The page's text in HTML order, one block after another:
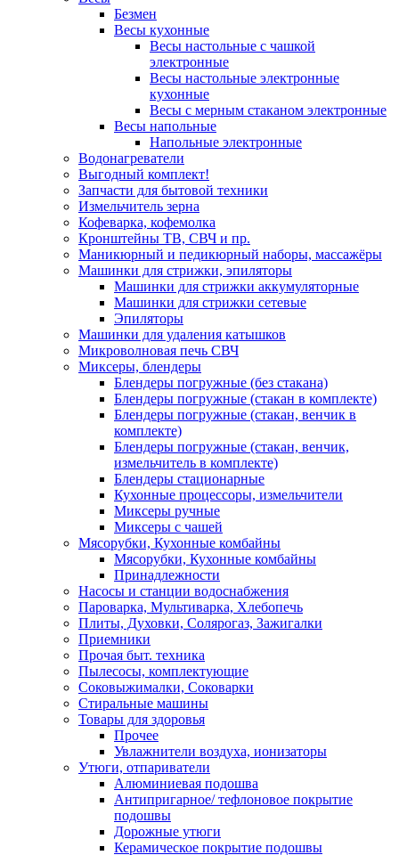
Безмен
Весы кухонные
Весы настольные с чашкой
электронные
Весы настольные электронные
кухонные
Весы с мерным стаканом электронные
Весы напольные
Напольные электронные
Водонагреватели
Выгодный комплект!
Запчасти для бытовой техники
Измельчитель зерна
Кофеварка, кофемолка
Кронштейны ТВ, СВЧ и пр.
Маникюрный и педикюрный наборы, массажёры
Машинки для стрижки, эпиляторы
Машинки для стрижки аккумуляторные
Машинки для стрижки сетевые
Эпиляторы
Машинки для удаления катышков
Микроволновая печь СВЧ
Миксеры, блендеры
Блендеры погружные (без стакана)
Блендеры погружные (стакан в комплекте)
Блендеры погружные (стакан, венчик в
комплекте)
Блендеры погружные (стакан, венчик,
измельчитель в комплекте)
Блендеры стационарные
Кухонные процессоры, измельчители
Миксеры ручные
Миксеры с чашей
Мясорубки, Кухонные комбайны
Мясорубки, Кухонные комбайны
Принадлежности
Насосы и станции водоснабжения
Пароварка, Мультиварка, Хлебопечь
Плиты, Духовки, Солярогаз, Зажигалки
Приемники
Прочая быт. техника
Пылесосы, комплектующие
Соковыжималки, Соковарки
Стиральные машины
Товары для здоровья
Прочее
Увлажнители воздуха, ионизаторы
Утюги, отпариватели
Алюминиевая подошва
Антипригарное/ тефлоновое покрытие
подошвы
Дорожные утюги
Керамическое покрытие подошвы